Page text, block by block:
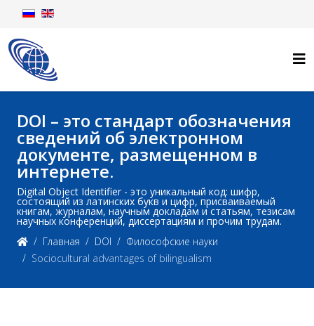
DOI – это стандарт обозначения
сведений об электронном
документе, размещенном в
интернете.
Digital Object Identifier - это уникальный код: шифр,
состоящий из латинских букв и цифр, присваиваемый
книгам, журналам, научным докладам и статьям, тезисам
научных конференций, диссертациям и прочим трудам.
Главная
DOI
Философские науки
Sociocultural advantages of bilingualism